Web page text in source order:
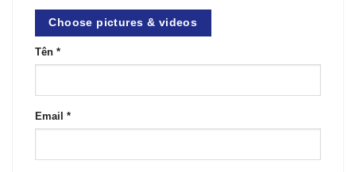
Choose pictures & videos
Tên *
Email *